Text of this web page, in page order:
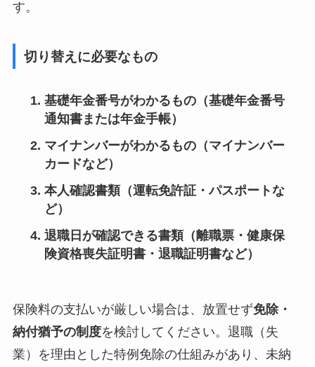
す。
切り替えに必要なもの
基礎年金番号がわかるもの（基礎年金番号
通知書または年金手帳）
マイナンバーがわかるもの（マイナンバー
カードなど）
本人確認書類（運転免許証・パスポートな
ど）
退職日が確認できる書類（離職票・健康保
険資格喪失証明書・退職証明書など）
保険料の支払いが厳しい場合は、放置せず免除・
納付猶予の制度を検討してください。退職（失
業）を理由とした特例免除の仕組みがあり、未納